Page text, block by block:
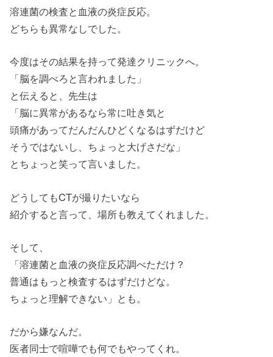
溶連菌の検査と血液の炎症反応。
どちらも異常なしでした。
今度はその結果を持って発達クリニックへ。
「脳を調べろと言われました」
と伝えると、先生は
「脳に異常があるなら常に吐き気と
頭痛があってだんだんひどくなるはずだけど
そうではないし、ちょっと大げさだな」
とちょっと笑って言いました。
どうしてもCTが撮りたいなら
紹介すると言って、場所も教えてくれました。
そして、
「溶連菌と血液の炎症反応調べただけ？
普通はもっと検査するはずだけどな。
ちょっと理解できない」とも。
だから嫌なんだ。
医者同士で喧嘩でも何でもやってくれ。